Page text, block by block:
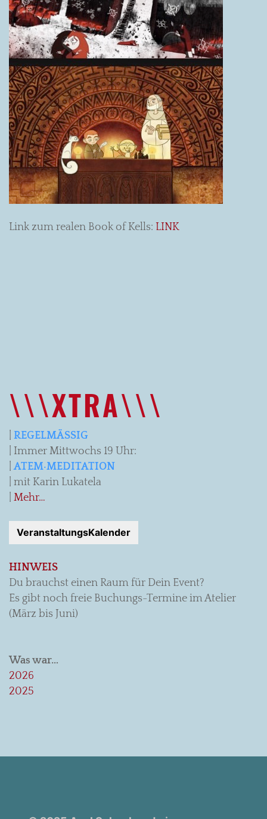
Link zum realen Book of Kells: LINK
\\\XTRA\\\
REGELMÄSSIG
| Immer Mittwochs 19 Uhr:
|ATEM·MEDITATION
| mit Karin Lukatela
Mehr…
VeranstaltungsKalender
HINWEIS
Du brauchst einen Raum für Dein Event?
Es gibt noch freie Buchungs-Termine im Atelier
(März bis Juni)
Was war…
2026
2025